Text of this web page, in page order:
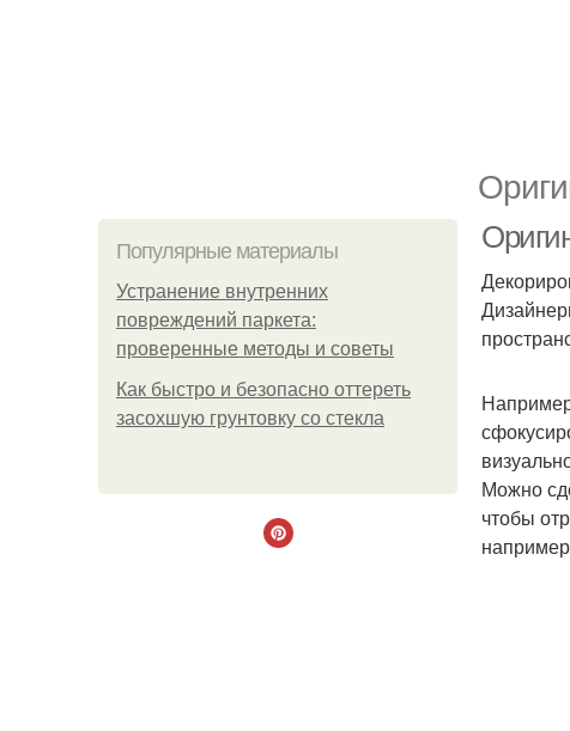
Популярные материалы
Устранение внутренних
повреждений паркета:
проверенные методы и советы
Как быстро и безопасно оттереть
засохшую грунтовку со стекла
Можно
чтобы